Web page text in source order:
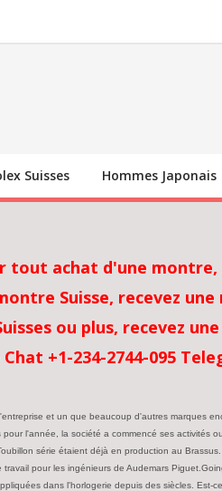
Suisses Hommes Japonais
tout achat d'une montre,
Suisse, recevez
ou plus, recevez
+1-234-2744-095
et un que beaucoup d'autres marques
l'année, la société a commencé ses
série étaient déjà en production au
pour les ingénieurs de Audemars
dans l'horlogerie depuis des siècles.